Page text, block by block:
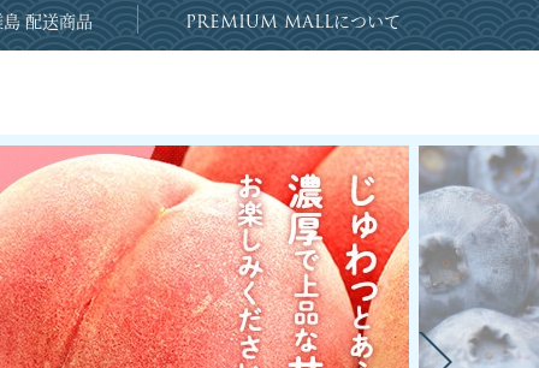
配送商品 PREMIUM MALLについて